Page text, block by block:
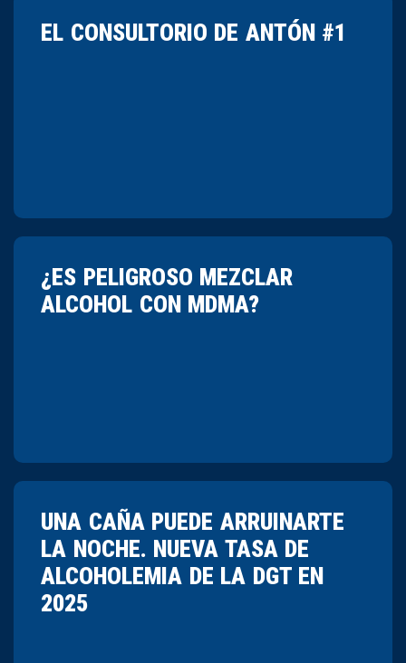
EL CONSULTORIO DE ANTÓN #1
¿ES PELIGROSO MEZCLAR
ALCOHOL CON MDMA?
UNA CAÑA PUEDE ARRUINARTE
LA NOCHE. NUEVA TASA DE
ALCOHOLEMIA DE LA DGT EN
2025